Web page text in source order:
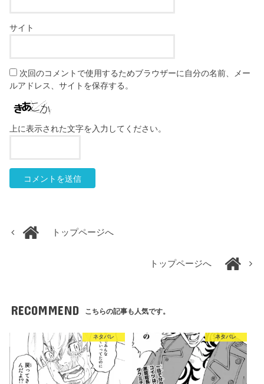
サイト
次回のコメントで使用するためブラウザーに自分の名前、メー
ルアドレス、サイトを保存する。
上に表示された文字を入力してください。
トップページへ
トップページへ
RECOMMEND こちらの記事も人気です。
ネタバレ ネタバレ